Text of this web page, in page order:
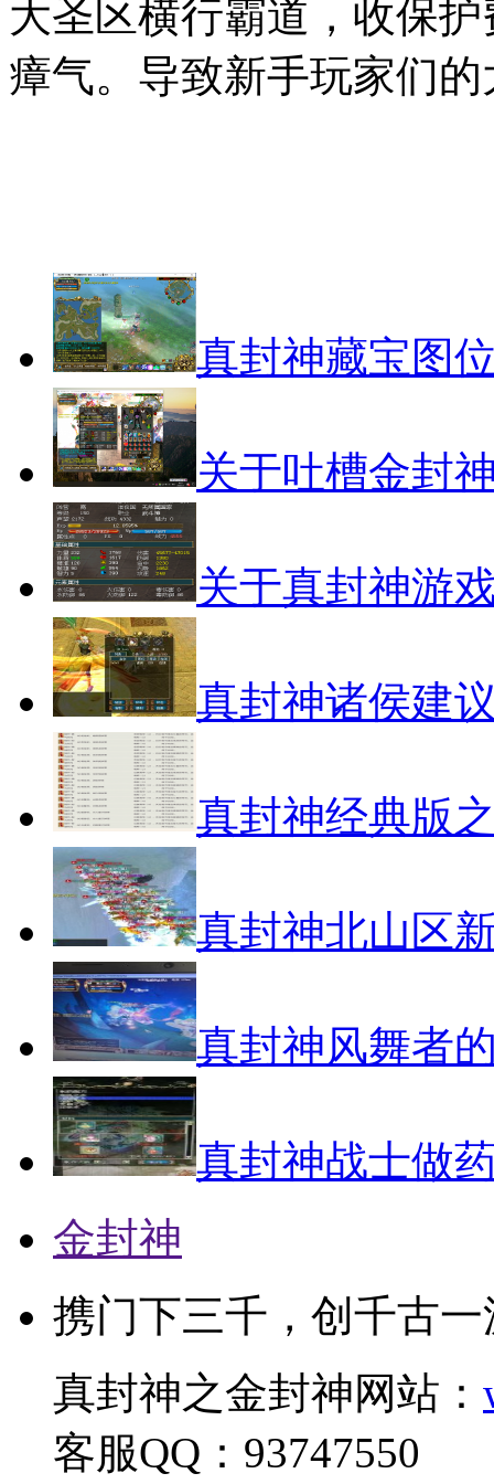
大圣区横行霸道，收保
瘴气。导致新手玩家们
真封神藏宝图
关于吐槽金封
关于真封神游
真封神诸侯建
真封神经典版
真封神北山区
真封神风舞者
真封神战士做
金封神
携门下三千，创千古一
真封神之金封神网站：
客服QQ：93747550